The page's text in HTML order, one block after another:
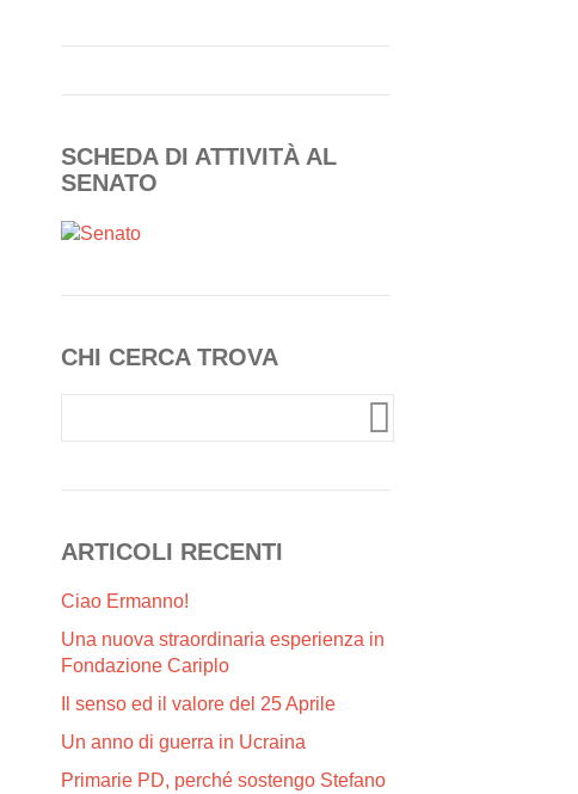
SCHEDA DI ATTIVITÀ AL
SENATO
CHI CERCA TROVA
ARTICOLI RECENTI
Ciao Ermanno!
Una nuova straordinaria esperienza in
Fondazione Cariplo
Il senso ed il valore del 25 Aprile
Un anno di guerra in Ucraina
Primarie PD, perché sostengo Stefano